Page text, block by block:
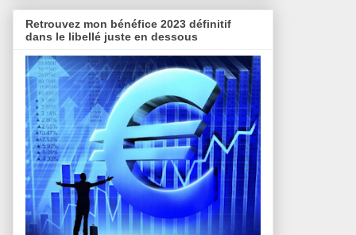
Retrouvez mon bénéfice 2023 définitif
dans le libellé juste en dessous